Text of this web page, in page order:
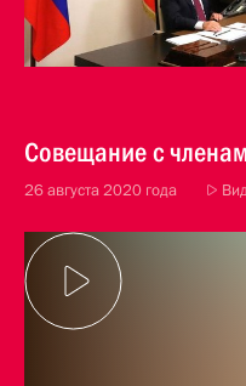
Совещание с
26 августа 2020 года